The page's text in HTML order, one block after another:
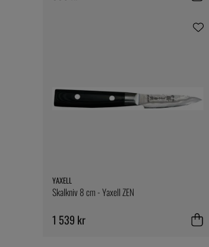
YAXELL
Skalkniv 8 cm - Yaxell ZEN
1 539 kr